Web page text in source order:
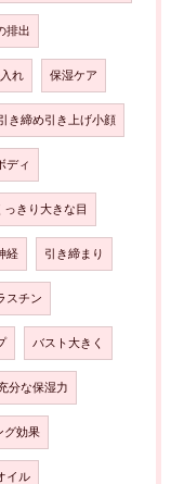
排出
れ 保湿ケア
き締め引き上げ小顔
ディ
っきり大きな目
経 引き締まり
スチン
バスト大きく
分な保湿力
グ効果
イル